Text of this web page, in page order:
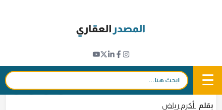
☰ بحث:
التكنولوجيا العقارية (بروبتك)
عودة تداول العقارات المرمزة عبر "بريبكو منت"
في دبي
2 يونيو 2026 - 11:11 f
𝕏
in
بقلم أكرم رياض